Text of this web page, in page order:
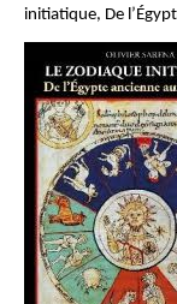
initiatique, De